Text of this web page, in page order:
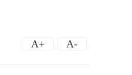
A+ A-